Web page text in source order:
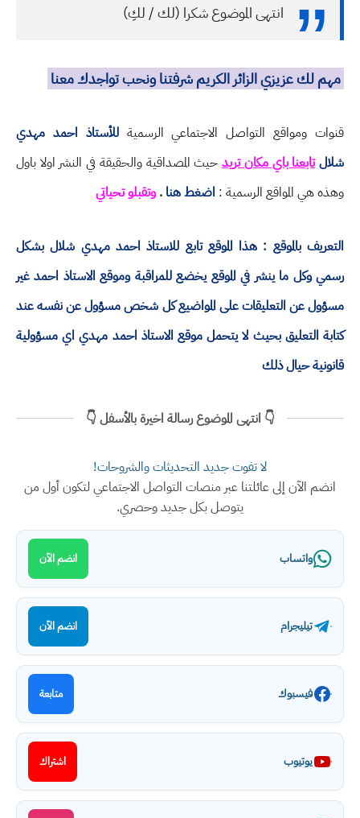
انتهى الموضوع شكرا (لك / لكِ)
مهم لك عزيزي الزائر الكريم شرفتنا ونحب تواجدك معنا
قنوات ومواقع التواصل الاجتماعي الرسميةللأستاذ احمد مهدي
شلالتابعنا باي مكان تريدحيث المصداقية والحقيقة في النشر اولا باول
وهذه هي المواقع الرسمية : اضغط هنا .وتقبلو تحياتي
التعريف بالموقع : هذا الموقع تابع للاستاذ احمد مهدي شلال بشكل
رسمي وكل ما ينشر في الموقع يخضع للمراقبة وموقع الاستاذ احمد غير
مسؤول عن التعليقات على المواضيع كل شخص مسؤول عن نفسه عند
كتابة التعليق بحيث لا يتحمل موقع الاستاذ احمد مهدي اي مسؤولية
قانونية حيال ذلك
👇 انتهى الموضوع رسالة اخيرة بالأسفل 👇
لا تفوت جديد التحديثات والشروحات!
انضم الآن إلى عائلتنا عبر منصات التواصل الاجتماعي لتكون أول من
يتوصل بكل جديد وحصري.
واتساب انضم الآن
تيليجرام انضم الآن
فيسبوك متابعة
يوتيوب اشتراك